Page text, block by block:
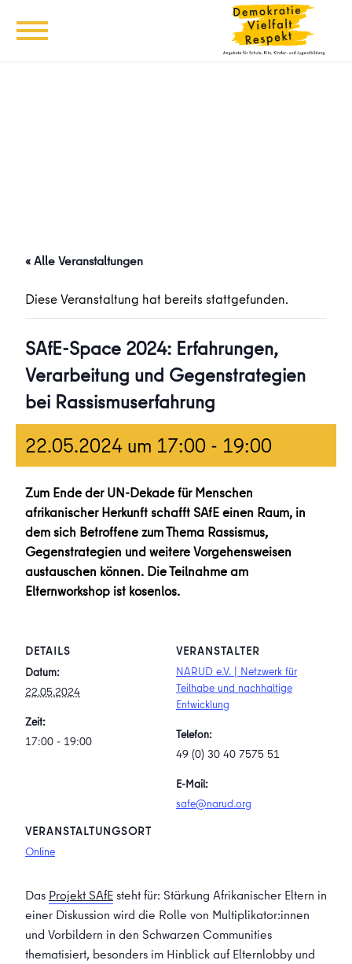
« Alle Veranstaltungen
Diese Veranstaltung hat bereits stattgefunden.
SAfE-Space 2024: Erfahrungen,
Verarbeitung und Gegenstrategien
bei Rassismuserfahrung
22.05.2024 um 17:00 - 19:00
Zum Ende der UN-Dekade für Menschen
afrikanischer Herkunft schafft SAfE einen Raum, in
dem sich Betroffene zum Thema Rassismus,
Gegenstrategien und weitere Vorgehensweisen
austauschen können. Die Teilnahme am
Elternworkshop ist kosenlos.
DETAILS
Datum:
22.05.2024
Zeit:
17:00 - 19:00
VERANSTALTUNGSORT
Online
VERANSTALTER
NARUD e.V. | Netzwerk für
Teilhabe und nachhaltige
Entwicklung
Telefon:
49 (0) 30 40 7575 51
E-Mail:
safe@narud.org
Das Projekt SAfEsteht für: Stärkung Afrikanischer Eltern in
einer Diskussion wird die Rolle von Multiplikator:innen
und Vorbildern in den Schwarzen Communities
thematisiert, besonders im Hinblick auf Elternlobby und